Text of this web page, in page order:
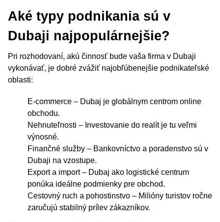
Aké typy podnikania sú v
Dubaji najpopulárnejšie?
Pri rozhodovaní, akú činnosť bude vaša firma v Dubaji
vykonávať, je dobré zvážiť najobľúbenejšie podnikateľské
oblasti:
E-commerce – Dubaj je globálnym centrom online
obchodu.
Nehnuteľnosti – Investovanie do realít je tu veľmi
výnosné.
Finančné služby – Bankovníctvo a poradenstvo sú v
Dubaji na vzostupe.
Export a import – Dubaj ako logistické centrum
ponúka ideálne podmienky pre obchod.
Cestovný ruch a pohostinstvo – Milióny turistov ročne
zaručujú stabilný prílev zákazníkov.